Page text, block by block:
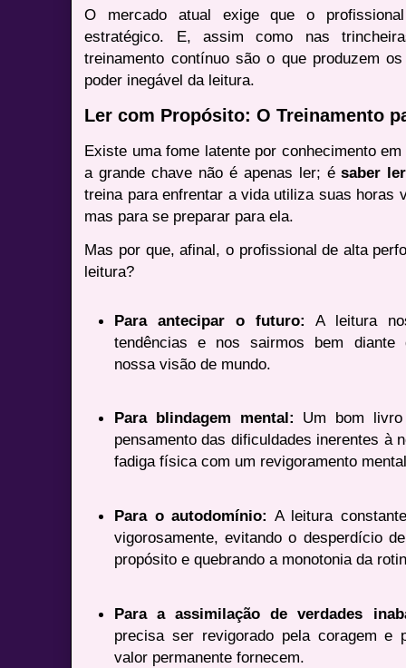
O mercado atual exige que o
estratégico. E, assim como nas
treinamento contínuo são o que produzem
poder inegável da leitura.
Ler com Propósito: O Treinamento
Existe uma fome latente por conhecimento
a grande chave não é apenas ler; ésaber
treina para enfrentar a vida utiliza suas horas
mas para se preparar para ela.
Mas por que, afinal, o profissional de alta
leitura?
Para antecipar o futuro: A leitura
tendências e nos sairmos bem diante
nossa visão de mundo.
Para blindagem mental: Um bom
pensamento das dificuldades inerentes à
fadiga física com um revigoramento
Para o autodomínio: A leitura
vigorosamente, evitando o desperdício
propósito e quebrando a monotonia da
Para a assimilação de verdades
precisa ser revigorado pela coragem e
valor permanente fornecem.